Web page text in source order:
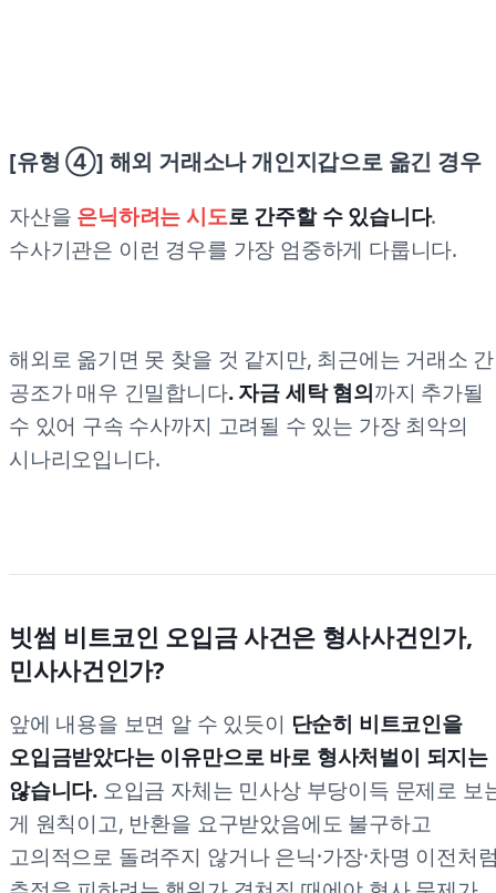
[유형 ④] 해외 거래소나 개인지갑으로 옮긴 경우
자산을 은닉하려는 시도로 간주할 수 있습니다.
수사기관은 이런 경우를 가장 엄중하게 다룹니다.
해외로 옮기면 못 찾을 것 같지만, 최근에는 거래소 간
공조가 매우 긴밀합니다. 자금 세탁 혐의까지 추가될
수 있어 구속 수사까지 고려될 수 있는 가장 최악의
시나리오입니다.
빗썸 비트코인 오입금 사건은 형사사건인가,
민사사건인가?
앞에 내용을 보면 알 수 있듯이 단순히 비트코인을
오입금받았다는 이유만으로 바로 형사처벌이 되지는
않습니다. 오입금 자체는 민사상 부당이득 문제로 보
게 원칙이고, 반환을 요구받았음에도 불구하고
고의적으로 돌려주지 않거나 은닉·가장·차명 이전처